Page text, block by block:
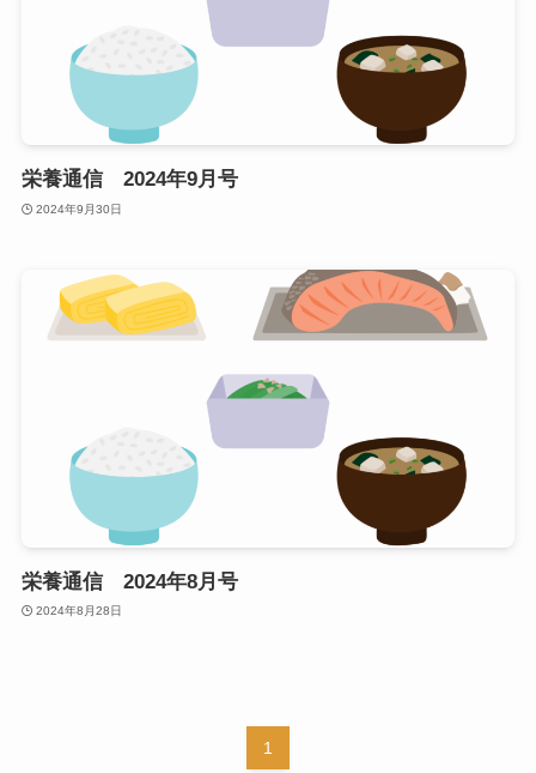
栄養通信 2024年9月号
2024年9月30日
栄養通信 2024年8月号
2024年8月28日
1